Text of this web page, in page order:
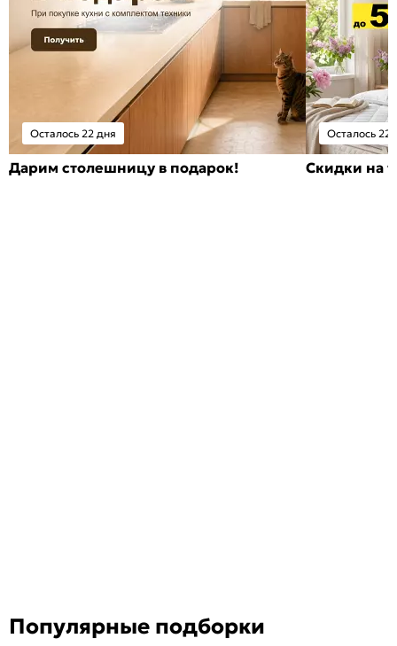
Осталось 22 дня
Дарим столешницу в подарок!
Осталось 22
Скидки на
Популярные подборки